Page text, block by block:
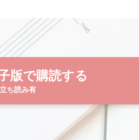
版で購読する
ち読み有